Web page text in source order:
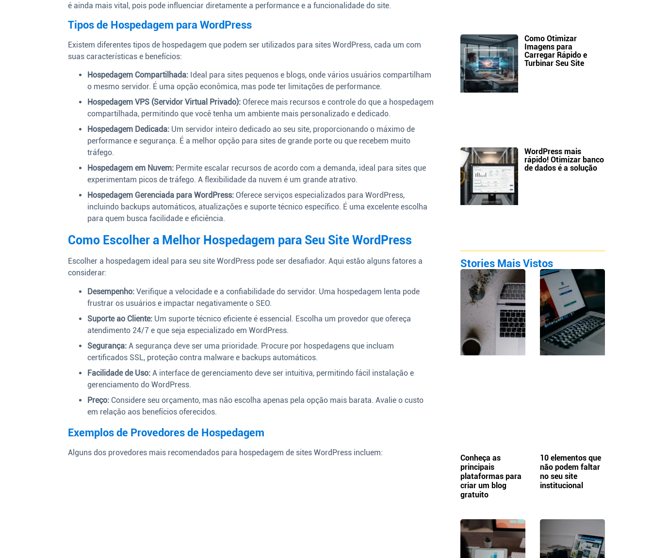
é ainda mais vital, pois pode influenciar diretamente a performance e a funcionalidade do site.
Tipos de Hospedagem para WordPress
Existem diferentes tipos de hospedagem que podem ser utilizados para sites WordPress, cada um com
suas características e benefícios:
Hospedagem Compartilhada: Ideal para sites pequenos e blogs, onde vários usuários compartilham
o mesmo servidor. É uma opção econômica, mas pode ter limitações de performance.
Hospedagem VPS (Servidor Virtual Privado): Oferece mais recursos e controle do que a hospedagem
compartilhada, permitindo que você tenha um ambiente mais personalizado e dedicado.
Hospedagem Dedicada: Um servidor inteiro dedicado ao seu site, proporcionando o máximo de
performance e segurança. É a melhor opção para sites de grande porte ou que recebem muito
tráfego.
Hospedagem em Nuvem: Permite escalar recursos de acordo com a demanda, ideal para sites que
experimentam picos de tráfego. A flexibilidade da nuvem é um grande atrativo.
Hospedagem Gerenciada para WordPress: Oferece serviços especializados para WordPress,
incluindo backups automáticos, atualizações e suporte técnico específico. É uma excelente escolha
para quem busca facilidade e eficiência.
Como Escolher a Melhor Hospedagem para Seu Site WordPress
Escolher a hospedagem ideal para seu site WordPress pode ser desafiador. Aqui estão alguns fatores a
considerar:
Desempenho: Verifique a velocidade e a confiabilidade do servidor. Uma hospedagem lenta pode
frustrar os usuários e impactar negativamente o SEO.
Suporte ao Cliente: Um suporte técnico eficiente é essencial. Escolha um provedor que ofereça
atendimento 24/7 e que seja especializado em WordPress.
Segurança: A segurança deve ser uma prioridade. Procure por hospedagens que incluam
certificados SSL, proteção contra malware e backups automáticos.
Facilidade de Uso: A interface de gerenciamento deve ser intuitiva, permitindo fácil instalação e
gerenciamento do WordPress.
Preço: Considere seu orçamento, mas não escolha apenas pela opção mais barata. Avalie o custo
em relação aos benefícios oferecidos.
Exemplos de Provedores de Hospedagem
Alguns dos provedores mais recomendados para hospedagem de sites WordPress incluem:
Como Otimizar
Imagens para
Carregar Rápido e
Turbinar Seu Site
WordPress mais
rápido! Otimizar banco
de dados é a solução
Stories Mais Vistos
Conheça as
principais
plataformas para
criar um blog
gratuito
10 elementos que
não podem faltar
no seu site
institucional